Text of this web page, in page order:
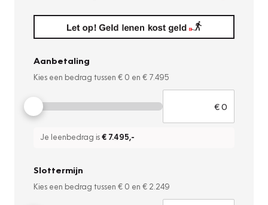
Aanbetaling
Kies een bedrag tussen € 0 en € 7.495
Je leenbedrag is€ 7.495,-
Slottermijn
Kies een bedrag tussen € 0 en € 2.249